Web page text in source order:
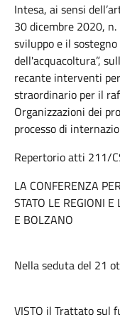
Intesa, ai sensi
30 dicembre 2020,
sviluppo e il
dell'acquacoltura”,
recante interventi
straordinario per il
Organizzazioni dei
processo di
Repertorio atti 211/
LA CONFERENZA
STATO LE REGIONI
E BOLZANO
Nella seduta del 21
VISTO il Trattato sul